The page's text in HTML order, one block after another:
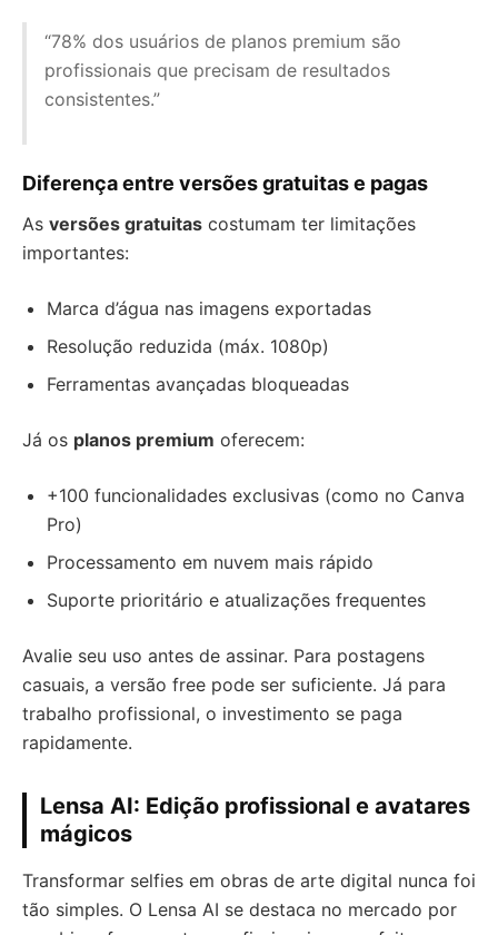
“78% dos usuários de planos premium são
profissionais que precisam de resultados
consistentes.”
Diferença entre versões gratuitas e pagas
As versões gratuitas costumam ter limitações
importantes:
Marca d’água nas imagens exportadas
Resolução reduzida (máx. 1080p)
Ferramentas avançadas bloqueadas
Já os planos premium oferecem:
+100 funcionalidades exclusivas (como no Canva
Pro)
Processamento em nuvem mais rápido
Suporte prioritário e atualizações frequentes
Avalie seu uso antes de assinar. Para postagens
casuais, a versão free pode ser suficiente. Já para
trabalho profissional, o investimento se paga
rapidamente.
Lensa AI: Edição profissional e avatares
mágicos
Transformar selfies em obras de arte digital nunca foi
tão simples. O Lensa AI se destaca no mercado por